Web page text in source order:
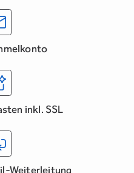
inkl. SSL
Weiterleitung